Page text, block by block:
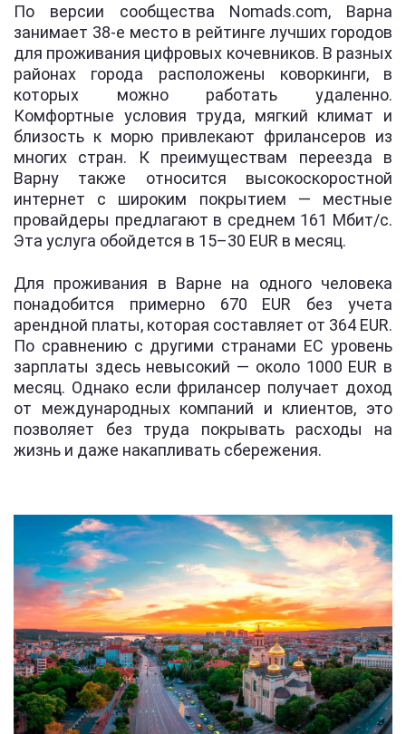
По версии сообщества Nomads.com, Варна
занимает 38-е место в рейтинге лучших городов
для проживания цифровых кочевников. В разных
районах города расположены коворкинги, в
которых можно работать удаленно.
Комфортные условия труда, мягкий климат и
близость к морю привлекают фрилансеров из
многих стран. К преимуществам переезда в
Варну также относится высокоскоростной
интернет с широким покрытием — местные
провайдеры предлагают в среднем 161 Мбит/с.
Эта услуга обойдется в 15–30 EUR в месяц.
Для проживания в Варне на одного человека
понадобится примерно 670 EUR без учета
арендной платы, которая составляет от 364 EUR.
По сравнению с другими странами ЕС уровень
зарплаты здесь невысокий — около 1000 EUR в
месяц. Однако если фрилансер получает доход
от международных компаний и клиентов, это
позволяет без труда покрывать расходы на
жизнь и даже накапливать сбережения.